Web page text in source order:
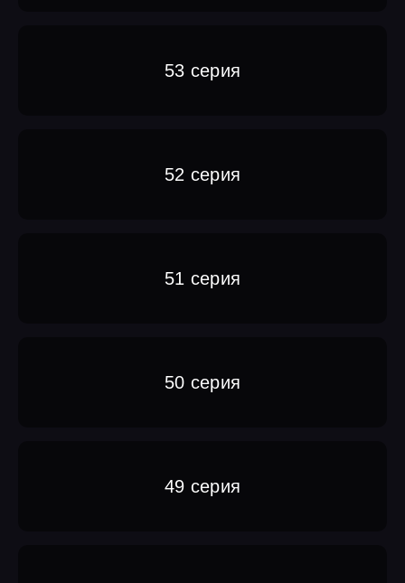
53 серия
52 серия
51 серия
50 серия
49 серия